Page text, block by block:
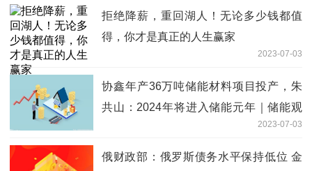
拒绝降薪，重回湖人！无论多少钱都值
得，你才是真正的人生赢家
2023-07-03
协鑫年产36万吨储能材料项目投产，朱
共山：2024年将进入储能元年｜储能观
2023-07-03
俄财政部：俄罗斯债务水平保持低位 金